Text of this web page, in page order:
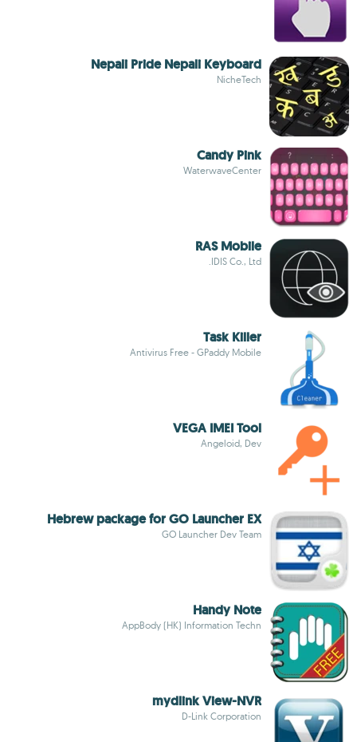
Nepali Pride Nepali Keyboard
NicheTech
Candy Pink
WaterwaveCenter
RAS Mobile
IDIS Co., Ltd.
Task Killer
Antivirus Free - GPaddy Mobile
VEGA IMEI Tool
Angeloid, Dev
Hebrew package for GO Launcher EX
GO Launcher Dev Team
Handy Note
AppBody (HK) Information Techn
mydlink View-NVR
D-Link Corporation